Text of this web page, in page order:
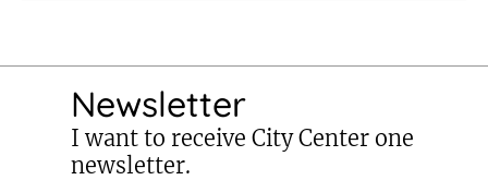
Newsletter
I want to receive City Center one
newsletter.